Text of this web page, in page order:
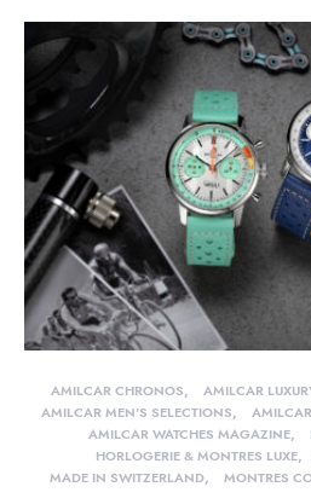
AMILCAR CHRONOS
AMILCAR
AMILCAR MEN'S SELECTIONS
AMILCAR WATCHES MAGAZINE
HORLOGERIE & MONTRES LUXE
MADE IN SWITZERLAND
MONTRES